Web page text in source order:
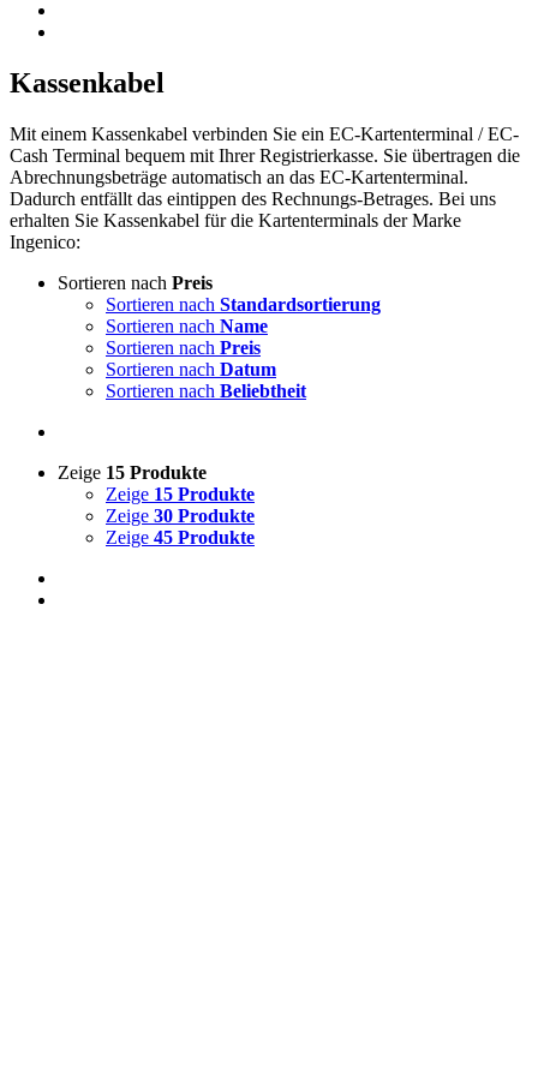
Kassenkabel
Mit einem Kassenkabel verbinden Sie ein EC-Kartenterminal / EC-
Cash Terminal bequem mit Ihrer Registrierkasse. Sie übertragen die
Abrechnungsbeträge automatisch an das EC-Kartenterminal.
Dadurch entfällt das eintippen des Rechnungs-Betrages. Bei uns
erhalten Sie Kassenkabel für die Kartenterminals der Marke
Ingenico:
Sortieren nach Preis
Sortieren nach Standardsortierung
Sortieren nach Name
Sortieren nach Preis
Sortieren nach Datum
Sortieren nach Beliebtheit
Zeige 15 Produkte
Zeige 15 Produkte
Zeige 30 Produkte
Zeige 45 Produkte